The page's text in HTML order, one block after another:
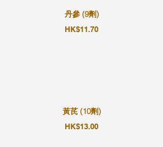
丹參 (9劑)
HK$11.70
黃芪 (10劑)
HK$13.00